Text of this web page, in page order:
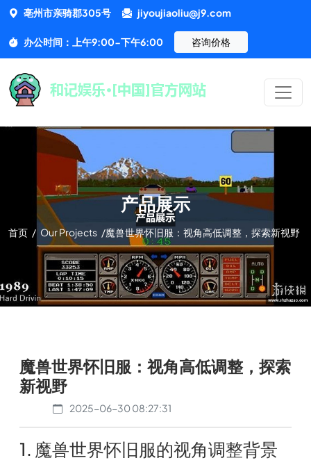
亳州市亲骑郡305号 jiyoujiaoliu@j9.com
办公时间：上午9:00-下午6:00 咨询价格
产品展示
首页 / Our Projects /魔兽世界怀旧服：视角高低调整，探索新视野
魔兽世界怀旧服：视角高低调整，探索
新视野
2025-06-30 08:27:31
1. 魔兽世界怀旧服的视角调整背景